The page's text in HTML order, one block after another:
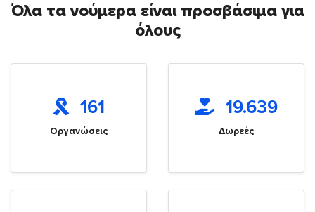
Όλα τα νούμερα είναι προσβάσιμα για
όλους
161
Οργανώσεις
19.639
Δωρεές